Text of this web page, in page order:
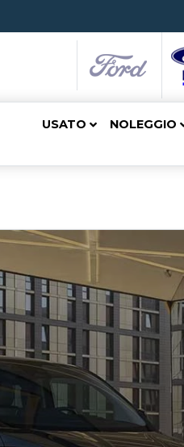
USATO NOLEGGIO